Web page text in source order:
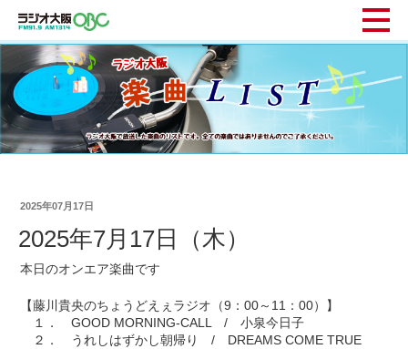
2025年07月17日
2025年7月17日（木）
本日のオンエア楽曲です
【藤川貴央のちょうどえぇラジオ（9：00～11：00）】
１． GOOD MORNING-CALL / 小泉今日子
２． うれしはずかし朝帰り / DREAMS COME TRUE